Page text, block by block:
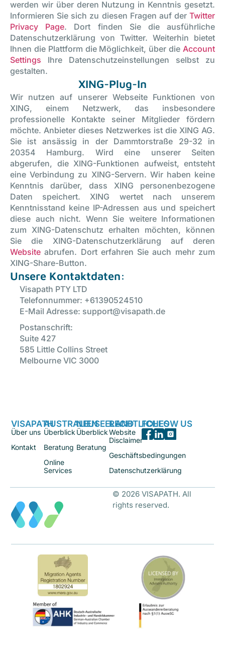
werden wir über deren Nutzung in Kenntnis gesetzt.
Informieren Sie sich zu diesen Fragen auf der Twitter
Privacy Page. Dort finden Sie die ausführliche
Datenschutzerklärung von Twitter. Weiterhin bietet
Ihnen die Plattform die Möglichkeit, über die Account
Settings Ihre Datenschutzeinstellungen selbst zu
gestalten.
XING-Plug-In
Wir nutzen auf unserer Webseite Funktionen von
XING, einem Netzwerk, das insbesondere
professionelle Kontakte seiner Mitglieder fördern
möchte. Anbieter dieses Netzwerkes ist die XING AG.
Sie ist ansässig in der Dammtorstraße 29-32 in
20354 Hamburg. Wird eine unserer Seiten
abgerufen, die XING-Funktionen aufweist, entsteht
eine Verbindung zu XING-Servern. Wir haben keine
Kenntnis darüber, dass XING personenbezogene
Daten speichert. XING wertet nach unserem
Kenntnisstand keine IP-Adressen aus und speichert
diese auch nicht. Wenn Sie weitere Informationen
zum XING-Datenschutz erhalten möchten, können
Sie die XING-Datenschutzerklärung auf deren
Website abrufen. Dort erfahren Sie auch mehr zum
XING-Share-Button.
Unsere Kontaktdaten:
Visapath PTY LTD
Telefonnummer: +61390524510
E-Mail Adresse: support@visapath.de
Postanschrift:
Suite 427
585 Little Collins Street
Melbourne VIC 3000
VISAPATH
Über uns
Kontakt
AUSTRALIEN
Überblick
Beratung
Online
Services
NEUSEELAND
Überblick
Beratung
RECHTLICHES
Website
Disclaimer
Geschäftsbedingungen
Datenschutzerklärung
FOLLOW US
© 2026 VISAPATH. All
rights reserved.